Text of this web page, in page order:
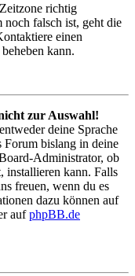
richtig
noch falsch ist, geht die
einen
kann.
zur Auswahl!
deine Sprache
Forum bislang in deine
Administrator, ob
installieren kann. Falls
freuen, wenn du es
dazu können auf
aufphpBB.de